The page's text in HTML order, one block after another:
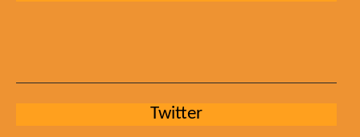
Twitter